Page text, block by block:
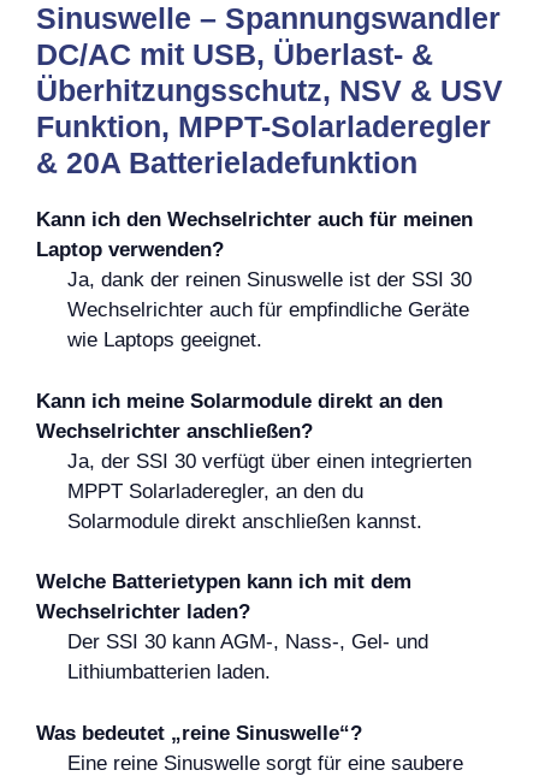
Sinuswelle – Spannungswandler
DC/AC mit USB, Überlast- &
Überhitzungsschutz, NSV & USV
Funktion, MPPT-Solarladeregler
& 20A Batterieladefunktion
Kann ich den Wechselrichter auch für meinen
Laptop verwenden?
Ja, dank der reinen Sinuswelle ist der SSI 30
Wechselrichter auch für empfindliche Geräte
wie Laptops geeignet.
Kann ich meine Solarmodule direkt an den
Wechselrichter anschließen?
Ja, der SSI 30 verfügt über einen integrierten
MPPT Solarladeregler, an den du
Solarmodule direkt anschließen kannst.
Welche Batterietypen kann ich mit dem
Wechselrichter laden?
Der SSI 30 kann AGM-, Nass-, Gel- und
Lithiumbatterien laden.
Was bedeutet „reine Sinuswelle“?
Eine reine Sinuswelle sorgt für eine saubere